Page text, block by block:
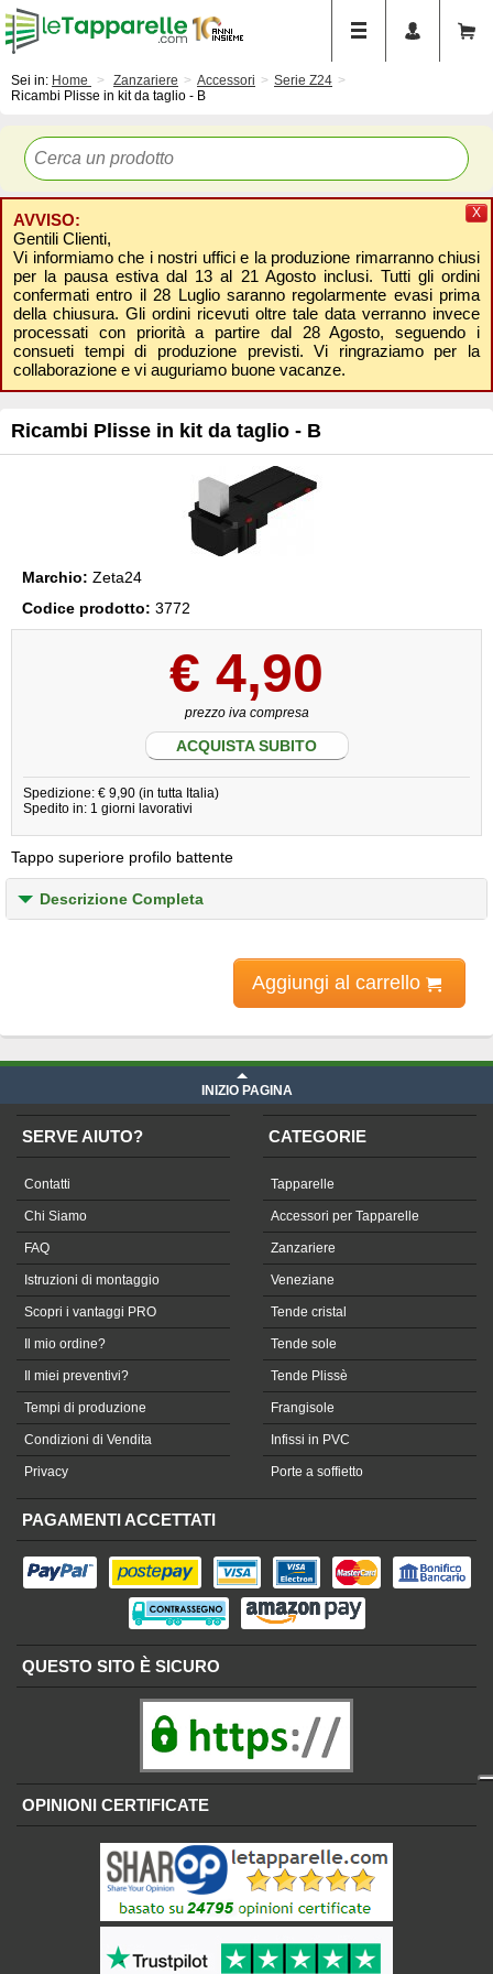
Sei in: Home Zanzariere Accessori
Serie Z24
Ricambi Plisse in kit da taglio - B
AVVISO:
Gentili Clienti,
Vi informiamo che i nostri uffici e la produzione rimarranno chiusi
per la pausa estiva dal 13 al 21 Agosto inclusi. Tutti gli ordini
confermati entro il 28 Luglio saranno regolarmente evasi prima
della chiusura. Gli ordini ricevuti oltre tale data verranno invece
processati con priorità a partire dal 28 Agosto, seguendo i
consueti tempi di produzione previsti. Vi ringraziamo per la
collaborazione e vi auguriamo buone vacanze.
X
Ricambi Plisse in kit da taglio - B
Marchio: Zeta24
Codice prodotto: 3772
€ 4,90
prezzo iva compresa
ACQUISTA SUBITO
Spedizione: € 9,90 (in tutta Italia)
Spedito in: 1 giorni lavorativi
Tappo superiore profilo battente
Descrizione Completa
Aggiungi al carrello
INIZIO PAGINA
SERVE AIUTO?
Contatti
Chi Siamo
FAQ
Istruzioni di montaggio
Scopri i vantaggi PRO
Il mio ordine?
Il miei preventivi?
Tempi di produzione
Condizioni di Vendita
Privacy
CATEGORIE
Tapparelle
Accessori per Tapparelle
Zanzariere
Veneziane
Tende cristal
Tende sole
Tende Plissè
Frangisole
Infissi in PVC
Porte a soffietto
PAGAMENTI ACCETTATI
QUESTO SITO È SICURO
OPINIONI CERTIFICATE